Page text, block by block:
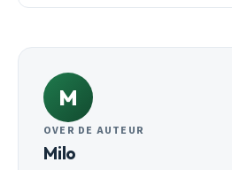
M
OVER DE AUTEUR
Milo